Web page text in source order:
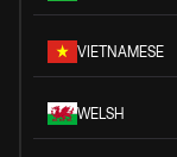
VIETNAMESE
WELSH